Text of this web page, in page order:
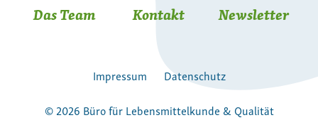
Das Team Kontakt Newsletter
Impressum
Datenschutz
© 2026 Büro für Lebensmittelkunde & Qualität